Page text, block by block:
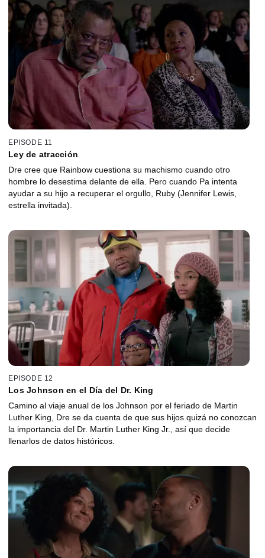
EPISODE 11
Ley de atracción
Dre cree que Rainbow cuestiona su machismo cuando otro
hombre lo desestima delante de ella. Pero cuando Pa intenta
ayudar a su hijo a recuperar el orgullo, Ruby (Jennifer Lewis,
estrella invitada).
EPISODE 12
Los Johnson en el Día del Dr. King
Camino al viaje anual de los Johnson por el feriado de Martin
Luther King, Dre se da cuenta de que sus hijos quizá no conozcan
la importancia del Dr. Martin Luther King Jr., así que decide
llenarlos de datos históricos.